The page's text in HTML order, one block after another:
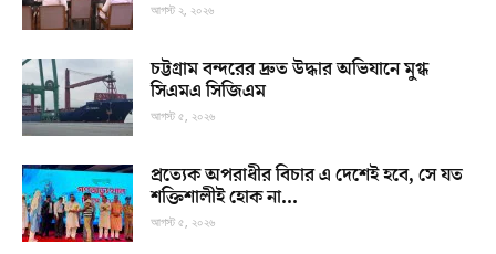
আগস্ট ২, ২০২৬
চট্টগ্রাম বন্দরের দ্রুত উদ্ধার অভিযানে মুগ্ধ
সিএমএ সিজিএম
আগস্ট ৫, ২০২৬
প্রত্যেক অপরাধীর বিচার এ দেশেই হবে, সে যত
শক্তিশালীই হোক না...
আগস্ট ৫, ২০২৬